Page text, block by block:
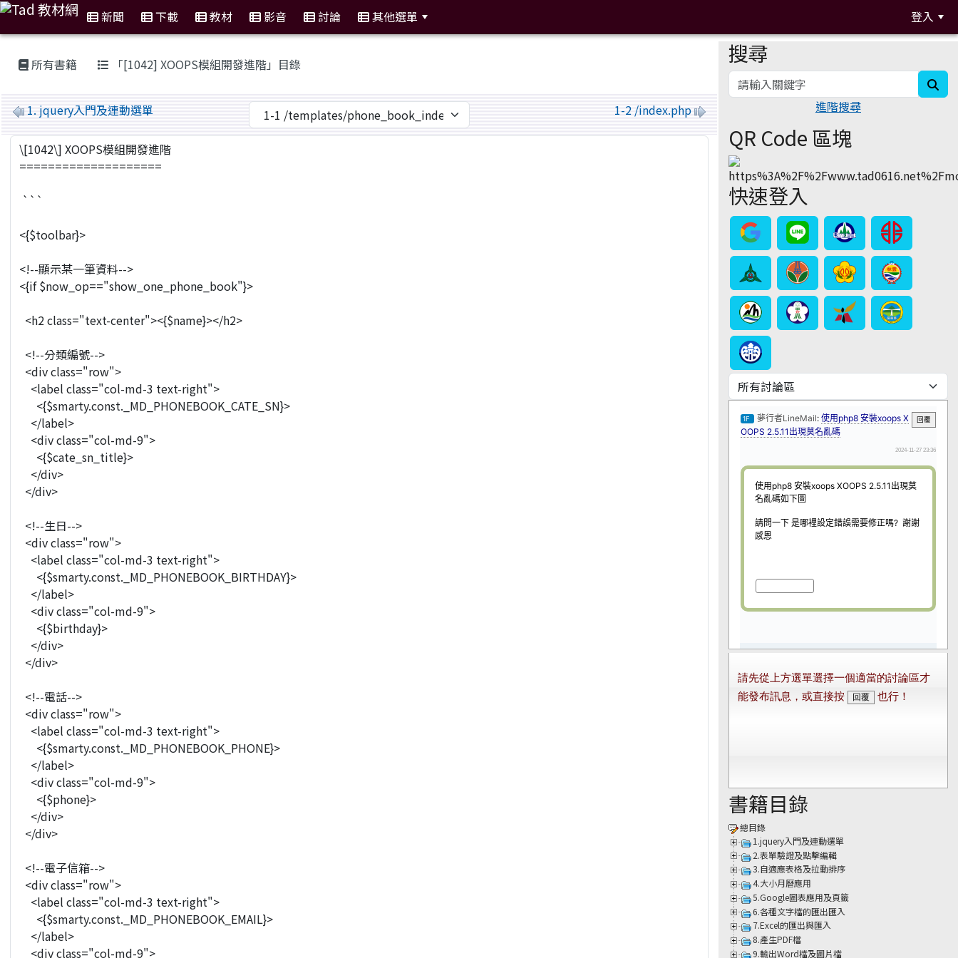
新聞 下載 教材 影音 討論 其他選單 登入
所有書籍 「[1042] XOOPS模組開發進階」目錄
MarkDown
1. jquery入門及連動選單 1-2 /index.php
:::
搜尋
進階搜尋
QR Code 區塊
快速登入
書籍目錄
總目錄
1.jquery入門及連動選單
2.表單驗證及點擊編輯
3.自適應表格及拉動排序
4.大小月曆應用
5.Google圖表應用及頁籤
6.各種文字檔的匯出匯入
7.Excel的匯出與匯入
8.產生PDF檔
9.輸出Word檔及圖片檔